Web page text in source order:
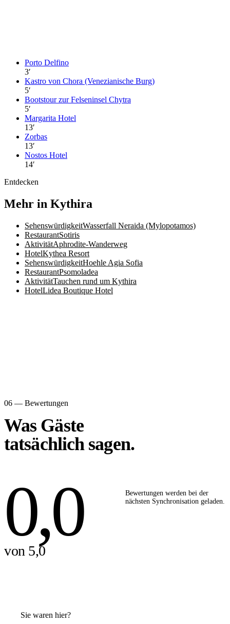
Porto Delfino
3′
Kastro von Chora (Venezianische Burg)
5′
Bootstour zur Felseninsel Chytra
5′
Margarita Hotel
13′
Zorbas
13′
Nostos Hotel
14′
Entdecken
Mehr in Kythira
SehenswürdigkeitWasserfall Neraida (Mylopotamos)
RestaurantSotiris
AktivitätAphrodite-Wanderweg
HotelKythea Resort
SehenswürdigkeitHoehle Agia Sofia
RestaurantPsomoladea
AktivitätTauchen rund um Kythira
HotelLidea Boutique Hotel
06 — Bewertungen
Was Gäste
tatsächlich sagen.
0,0
von 5,0
Bewertungen werden bei der
nächsten Synchronisation geladen.
Sie waren hier?